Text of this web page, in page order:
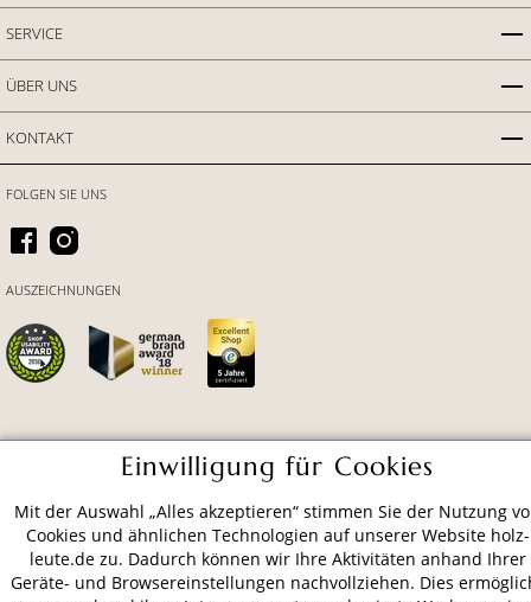
SERVICE
ÜBER UNS
KONTAKT
VERSAND
FOLGEN SIE UNS
AUSZEICHNUNGEN
Einwilligung für Cookies
Mit der Auswahl „Alles akzeptieren“ stimmen Sie der Nutzung
Cookies und ähnlichen Technologien auf unserer Website holz-
leute.de zu. Dadurch können wir Ihre Aktivitäten anhand Ihrer
Geräte- und Browsereinstellungen nachvollziehen. Dies